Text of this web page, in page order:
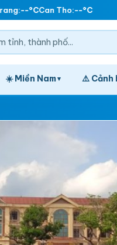
--°CCan Tho:--°C
☀️ Miền Nam▾ ⚠️ Cảnh